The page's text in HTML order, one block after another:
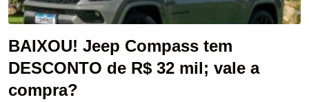
BAIXOU! Jeep Compass tem
DESCONTO de R$ 32 mil; vale a
compra?